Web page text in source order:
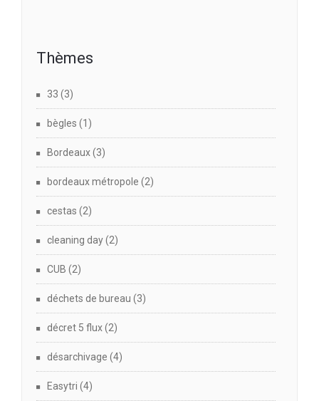
Thèmes
33 (3)
bègles (1)
Bordeaux(3)
bordeaux métropole (2)
cestas (2)
cleaning day(2)
CUB (2)
déchets de bureau (3)
décret 5 flux(2)
désarchivage (4)
Easytri (4)